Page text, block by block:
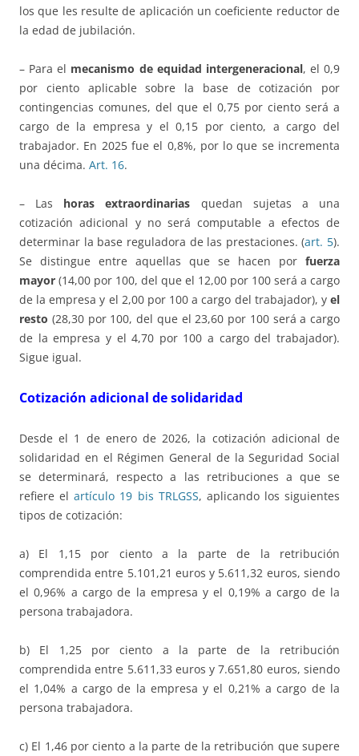
los que les resulte de aplicación un coeficiente reductor de
la edad de jubilación.
– Para el mecanismo de equidad intergeneracional, el 0,9
por ciento aplicable sobre la base de cotización por
contingencias comunes, del que el 0,75 por ciento será a
cargo de la empresa y el 0,15 por ciento, a cargo del
trabajador. En 2025 fue el 0,8%, por lo que se incrementa
una décima. Art. 16.
– Las horas extraordinarias quedan sujetas a una
cotización adicional y no será computable a efectos de
determinar la base reguladora de las prestaciones. (art. 5).
Se distingue entre aquellas que se hacen por fuerza
mayor (14,00 por 100, del que el 12,00 por 100 será a cargo
de la empresa y el 2,00 por 100 a cargo del trabajador), y el
resto (28,30 por 100, del que el 23,60 por 100 será a cargo
de la empresa y el 4,70 por 100 a cargo del trabajador).
Sigue igual.
Cotización adicional de solidaridad
Desde el 1 de enero de 2026, la cotización adicional de
solidaridad en el Régimen General de la Seguridad Social
se determinará, respecto a las retribuciones a que se
refiere elartículo 19 bis TRLGSS, aplicando los siguientes
tipos de cotización:
a) El 1,15 por ciento a la parte de la retribución
comprendida entre 5.101,21 euros y 5.611,32 euros, siendo
el 0,96% a cargo de la empresa y el 0,19% a cargo de la
persona trabajadora.
b) El 1,25 por ciento a la parte de la retribución
comprendida entre 5.611,33 euros y 7.651,80 euros, siendo
el 1,04% a cargo de la empresa y el 0,21% a cargo de la
persona trabajadora.
c) El 1,46 por ciento a la parte de la retribución que supere